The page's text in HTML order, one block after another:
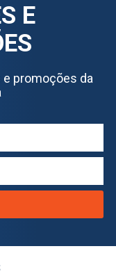
E
e promoções da